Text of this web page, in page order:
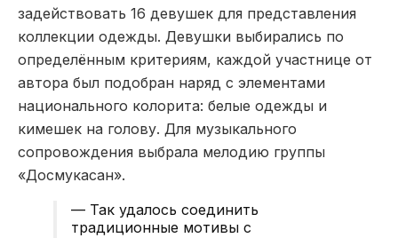
задействовать 16 девушек для представления
коллекции одежды. Девушки выбирались по
определённым критериям, каждой участнице от
автора был подобран наряд с элементами
национального колорита: белые одежды и
кимешек на голову. Для музыкального
сопровождения выбрала мелодию группы
«Досмукасан».
— Так удалось соединить
традиционные мотивы с